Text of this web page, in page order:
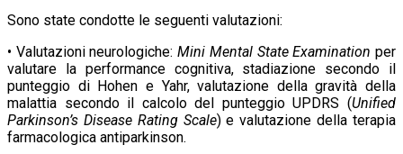
Sono state condotte le seguenti valutazioni:
• Valutazioni neurologiche:Mini Mental State Examination per
valutare la performance cognitiva, stadiazione secondo il
punteggio di Hohen e Yahr, valutazione della gravità della
malattia secondo il calcolo del punteggio UPDRS (Unified
Parkinson’s Disease Rating Scale) e valutazione della terapia
farmacologica antiparkinson.